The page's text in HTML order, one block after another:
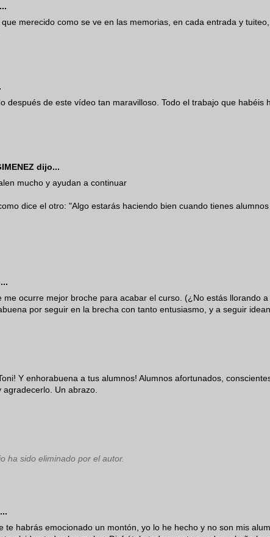
merecido como se ve en las memorias, en cada entrada y
después de este vídeo tan maravilloso. Todo el trabajo que habéis
dijo...
mucho y ayudan a continuar
dice el otro: "Algo estarás haciendo bien cuando tienes
me ocurre mejor broche para acabar el curso. (¿No estás llorando
por seguir en la brecha con tanto entusiasmo, y a seguir
Y enhorabuena a tus alumnos! Alumnos afortunados,
agradecerlo. Un abrazo.
ha sido eliminado por el autor.
te habrás emocionado un montón, yo lo he hecho y no son mis